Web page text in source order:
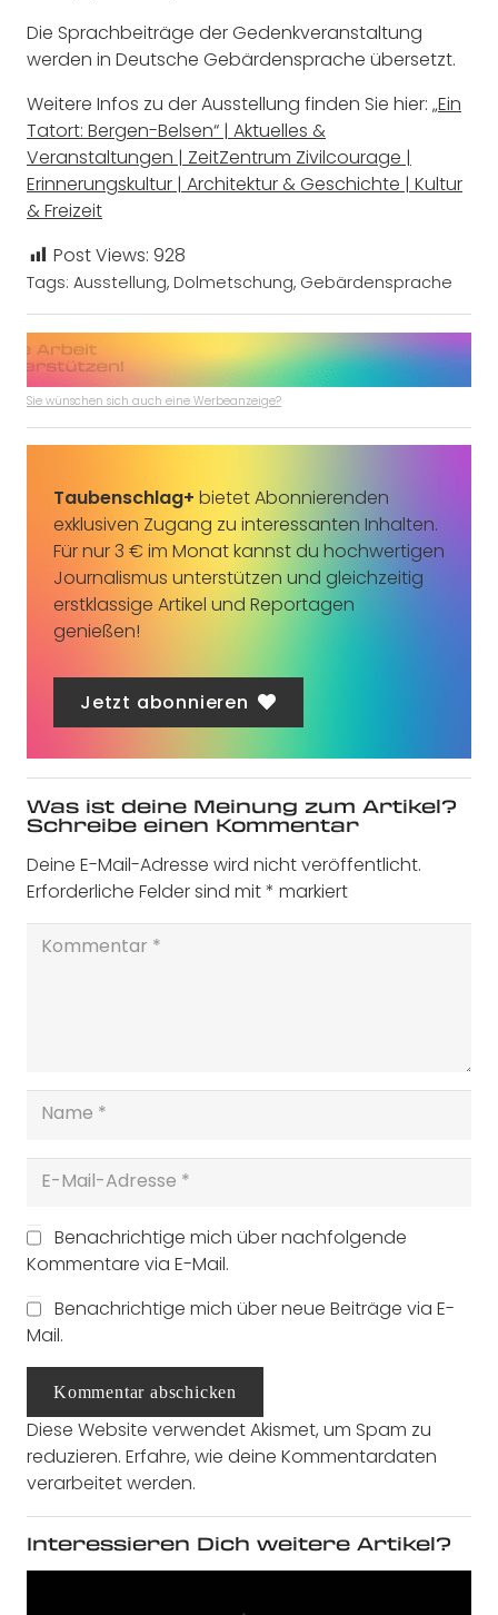
Die Sprachbeiträge der Gedenkveranstaltung
werden in Deutsche Gebärdensprache übersetzt.
Weitere Infos zu der Ausstellung finden Sie hier: „Ein
Tatort: Bergen-Belsen“ | Aktuelles &
Veranstaltungen | ZeitZentrum Zivilcourage |
Erinnerungskultur | Architektur & Geschichte | Kultur
& Freizeit
Post Views: 928
Tags: Ausstellung, Dolmetschung, Gebärdensprache
Sie wünschen sich auch eine Werbeanzeige?
Taubenschlag+ bietet Abonnierenden
exklusiven Zugang zu interessanten Inhalten.
Für nur 3 € im Monat kannst du hochwertigen
Journalismus unterstützen und gleichzeitig
erstklassige Artikel und Reportagen
genießen!
Jetzt abonnieren
Was ist deine Meinung zum Artikel?
Schreibe einen Kommentar
Deine E-Mail-Adresse wird nicht veröffentlicht.
Erforderliche Felder sind mit* markiert
Benachrichtige mich über nachfolgende
Kommentare via E-Mail.
Benachrichtige mich über neue Beiträge via E-
Mail.
Kommentar abschicken
Diese Website verwendet Akismet, um Spam zu
reduzieren. Erfahre, wie deine Kommentardaten
verarbeitet werden.
Interessieren Dich weitere Artikel?